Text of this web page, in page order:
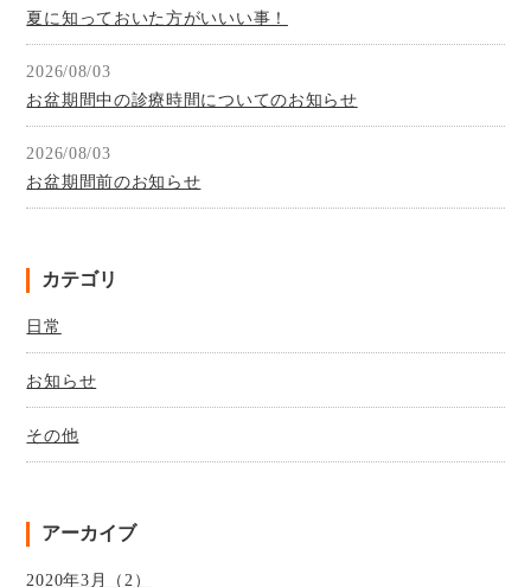
夏に知っておいた方がいいい事！
2026/08/03
お盆期間中の診療時間についてのお知らせ
2026/08/03
お盆期間前のお知らせ
カテゴリ
日常
お知らせ
その他
アーカイブ
2020年3月（2）